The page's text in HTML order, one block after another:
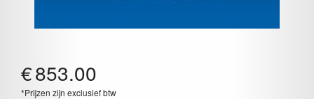
€853.00
*Prijzen zijn exclusief btw